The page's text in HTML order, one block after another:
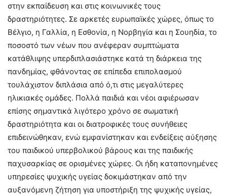
στην εκπαίδευση και στις κοινωνικές τους
δραστηριότητες. Σε αρκετές ευρωπαϊκές χώρες, όπως το
Βέλγιο, η Γαλλία, η Εσθονία, η Νορβηγία και η Σουηδία, το
ποσοστό των νέων που ανέφεραν συμπτώματα
κατάθλιψης υπερδιπλασιάστηκε κατά τη διάρκεια της
πανδημίας, φθάνοντας σε επίπεδα επιπολασμού
τουλάχιστον διπλάσια από ό,τι στις μεγαλύτερες
ηλικιακές ομάδες. Πολλά παιδιά και νέοι αφιέρωσαν
επίσης σημαντικά λιγότερο χρόνο σε σωματική
δραστηριότητα και οι διατροφικές τους συνήθειες
επιδεινώθηκαν, ενώ εμφανίστηκαν και ενδείξεις αύξησης
του παιδικού υπερβολικού βάρους και της παιδικής
παχυσαρκίας σε ορισμένες χώρες. Οι ήδη καταπονημένες
υπηρεσίες ψυχικής υγείας δοκιμάστηκαν από την
αυξανόμενη ζήτηση για υποστήριξη της ψυχικής υγείας,